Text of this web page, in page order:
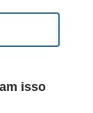
isso